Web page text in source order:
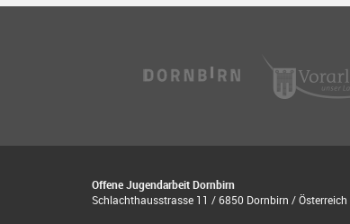
Offene Jugendarbeit Dornbirn
Schlachthausstrasse 11 / 6850 Dornbirn / Österreich